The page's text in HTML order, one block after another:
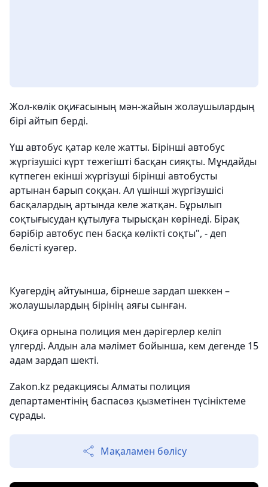
Жол-көлік оқиғасының мән-жайын жолаушылардың
бірі айтып берді.
Үш автобус қатар келе жатты. Бірінші автобус
жүргізушісі күрт тежегішті басқан сияқты. Мұндайды
күтпеген екінші жүргізуші бірінші автобусты
артынан барып соққан. Ал үшінші жүргізушісі
басқалардың артында келе жатқан. Бұрылып
соқтығысудан құтылуға тырысқан көрінеді. Бірақ
бәрібір автобус пен басқа көлікті соқты", - деп
бөлісті куәгер.
Куәгердің айтуынша, бірнеше зардап шеккен –
жолаушылардың бірінің аяғы сынған.
Оқиға орнына полиция мен дәрігерлер келіп
үлгерді. Алдын ала мәлімет бойынша, кем дегенде 15
адам зардап шекті.
Zakon.kz редакциясы Алматы полиция
департаментінің баспасөз қызметінен түсініктеме
сұрады.
Мақаламен бөлісу